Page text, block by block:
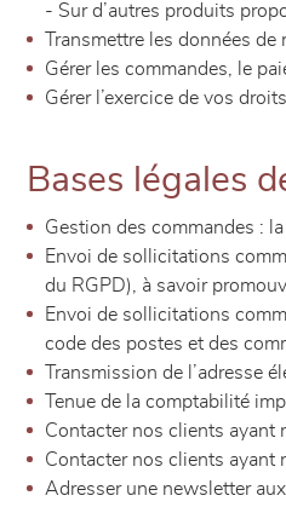
- Sur d’autres produits
Transmettre les données
Gérer les commandes, le
Gérer l’exercice de vos droits
Bases légales
Gestion des commandes :
Envoi de sollicitations
du RGPD), à savoir
Envoi de sollicitations
code des postes et des
Transmission de l’adresse
Tenue de la comptabilité
Contacter nos clients ayant
Contacter nos clients ayant
Adresser une newsletter